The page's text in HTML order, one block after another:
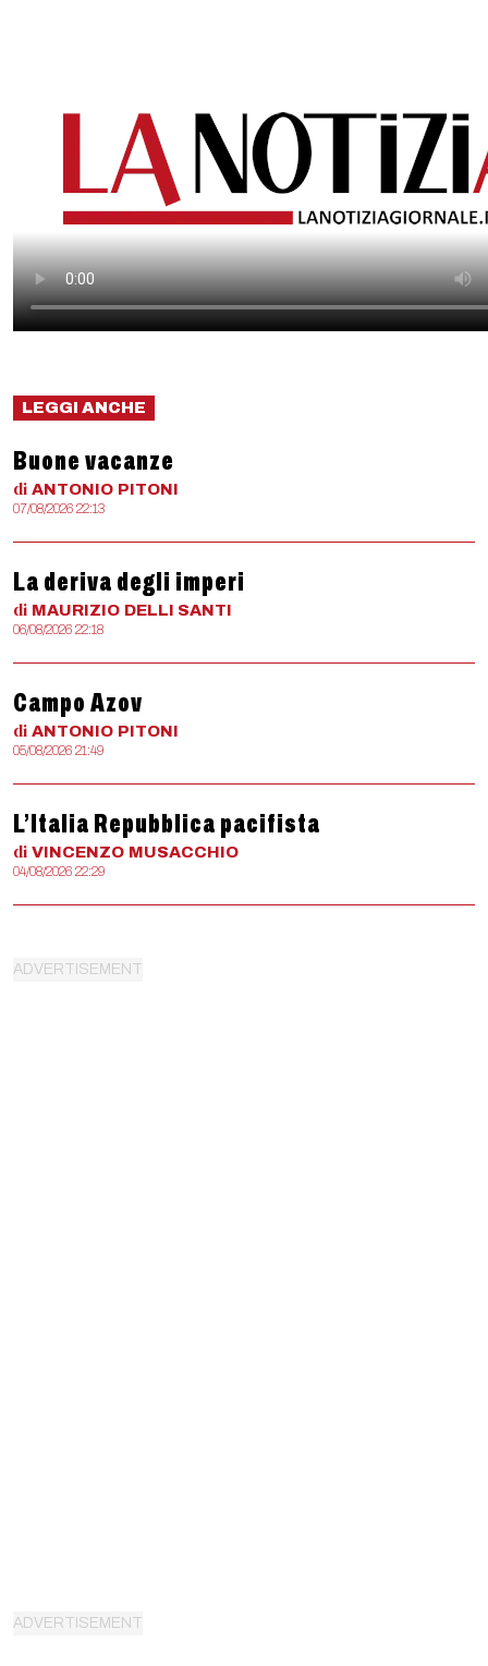
LEGGI ANCHE
Buone vacanze
di ANTONIO PITONI
07/08/2026 22:13
La deriva degli imperi
di MAURIZIO DELLI SANTI
06/08/2026 22:18
Campo Azov
di ANTONIO PITONI
05/08/2026 21:49
L’Italia Repubblica pacifista
di VINCENZO MUSACCHIO
04/08/2026 22:29